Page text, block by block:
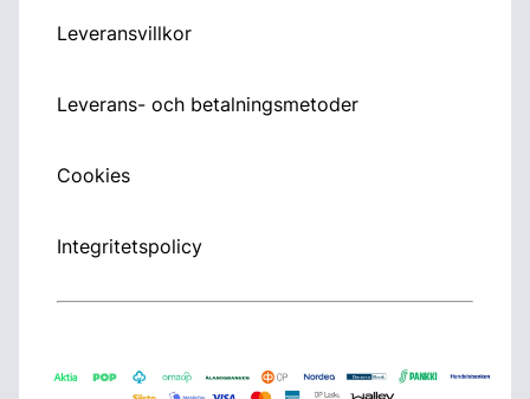
Leveransvillkor
Leverans- och betalningsmetoder
Cookies
Integritetspolicy